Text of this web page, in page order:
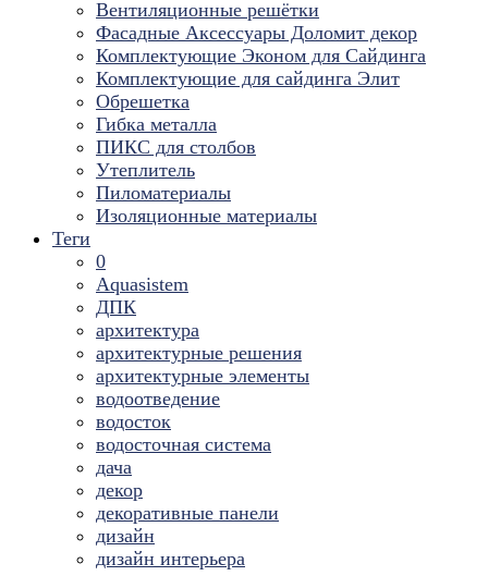
Вентиляционные решётки
Фасадные Аксессуары Доломит декор
Комплектующие Эконом для Сайдинга
Комплектующие для cайдинга Элит
Обрешетка
Гибка металла
ПИКС для столбов
Утеплитель
Пиломатериалы
Изоляционные материалы
Теги
0
Aquasistem
ДПК
архитектура
архитектурные решения
архитектурные элементы
водоотведение
водосток
водосточная система
дача
декор
декоративные панели
дизайн
дизайн интерьера